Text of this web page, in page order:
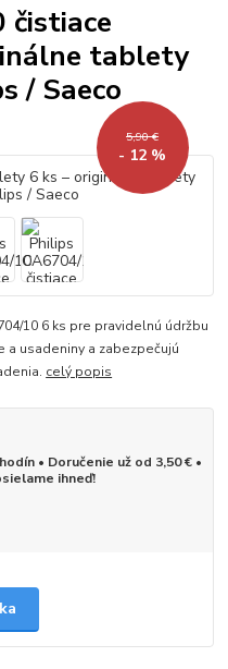
čistiace
tablety
/ Saeco
5,90 €
- 12 %
10 6 ks pre pravidelnú údržbu
a usadeniny a zabezpečujú
celý popis
• Doručenie už od 3,50 € •
ihneď!